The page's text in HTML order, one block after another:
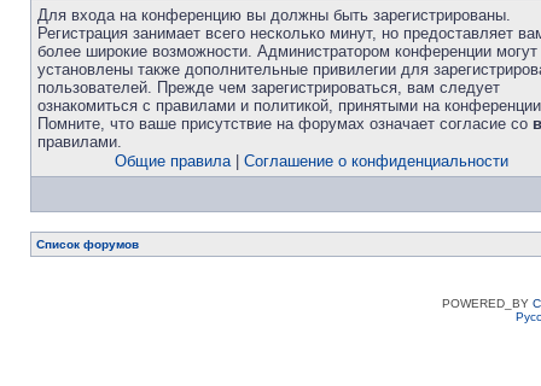
Для входа на конференцию вы должны быть зарегистрированы.
Регистрация занимает всего несколько минут, но предоставляет
более широкие возможности. Администратором конференции
установлены также дополнительные привилегии для
пользователей. Прежде чем зарегистрироваться, вам следует
ознакомиться с правилами и политикой, принятыми на
Помните, что ваше присутствие на форумах означает согласие со
правилами.
Общие правила| Соглашение о конфиденциальности
Список форумов
POWERED_BY